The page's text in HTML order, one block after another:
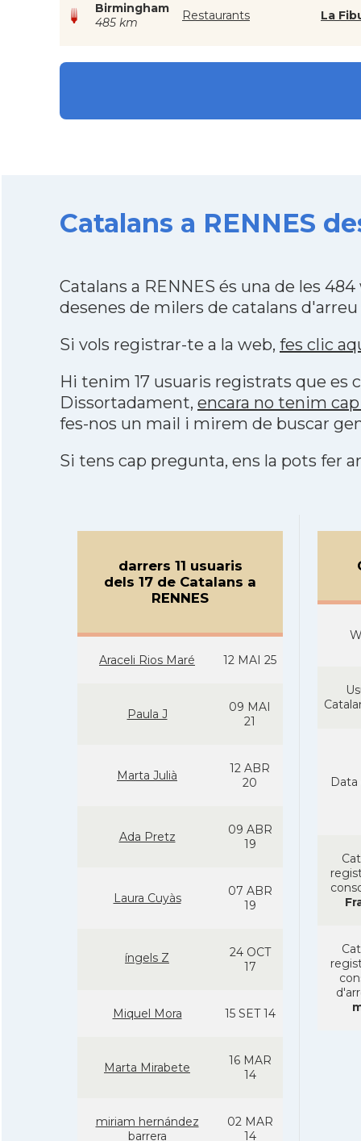
Birmingham
485 km
Restaurants La
Catalans a RENNES
Catalans a RENNES és una de les
desenes de milers de catalans
Si vols registrar-te a la web, fes clic
Hi tenim 17 usuaris registrats que
Dissortadament, encara no tenim
fes-nos un mail i mirem de buscar
Si tens cap pregunta, ens la pots fer
darrers 11 usuaris
dels 17 de Catalans a
RENNES
Araceli Rios Maré 12 MAI 25
Paula J
09 MAI
21
Marta Julià
12 ABR
20
Ada Pretz
09 ABR
19
Laura Cuyàs
07 ABR
19
íngels Z
24 OCT
17
Miquel Mora 15 SET 14
Marta Mirabete
16 MAR
14
miriam hernández
barrera
02 MAR
14
Data